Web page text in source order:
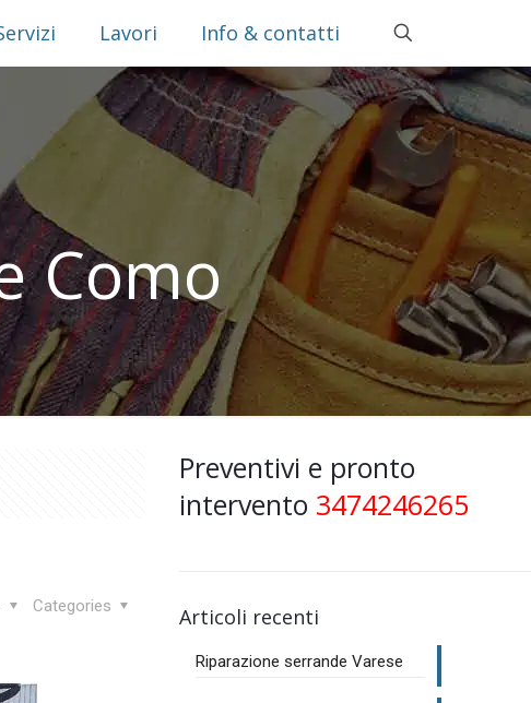
Lavori Info & contatti
Como
Categories
Preventivi e pronto
intervento 3474246265
Articoli recenti
Riparazione serrande Varese